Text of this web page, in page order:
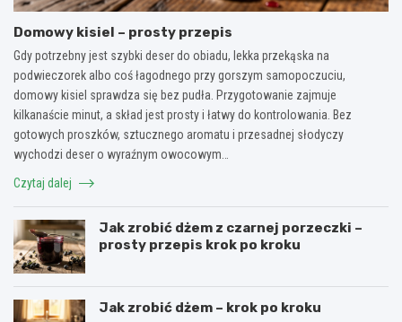
Domowy kisiel – prosty przepis
Gdy potrzebny jest szybki deser do obiadu, lekka przekąska na
podwieczorek albo coś łagodnego przy gorszym samopoczuciu,
domowy kisiel sprawdza się bez pudła. Przygotowanie zajmuje
kilkanaście minut, a skład jest prosty i łatwy do kontrolowania. Bez
gotowych proszków, sztucznego aromatu i przesadnej słodyczy
wychodzi deser o wyraźnym owocowym…
Czytaj dalej
Jak zrobić dżem z czarnej porzeczki –
prosty przepis krok po kroku
Jak zrobić dżem – krok po kroku